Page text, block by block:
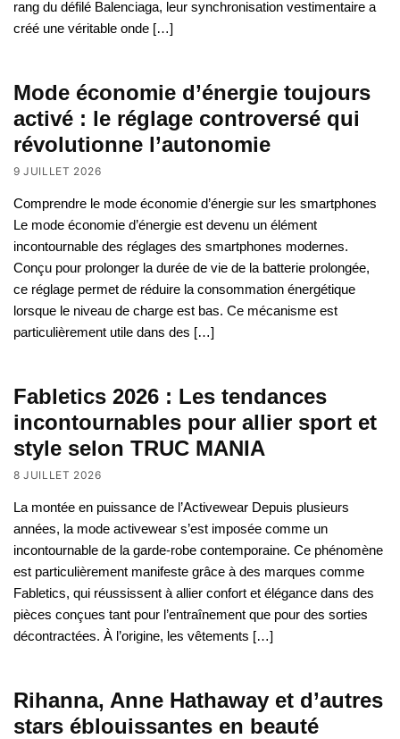
rang du défilé Balenciaga, leur synchronisation vestimentaire a
créé une véritable onde […]
Mode économie d’énergie toujours
activé : le réglage controversé qui
révolutionne l’autonomie
9 JUILLET 2026
Comprendre le mode économie d’énergie sur les smartphones
Le mode économie d’énergie est devenu un élément
incontournable des réglages des smartphones modernes.
Conçu pour prolonger la durée de vie de la batterie prolongée,
ce réglage permet de réduire la consommation énergétique
lorsque le niveau de charge est bas. Ce mécanisme est
particulièrement utile dans des […]
Fabletics 2026 : Les tendances
incontournables pour allier sport et
style selon TRUC MANIA
8 JUILLET 2026
La montée en puissance de l’Activewear Depuis plusieurs
années, la mode activewear s’est imposée comme un
incontournable de la garde-robe contemporaine. Ce phénomène
est particulièrement manifeste grâce à des marques comme
Fabletics, qui réussissent à allier confort et élégance dans des
pièces conçues tant pour l’entraînement que pour des sorties
décontractées. À l’origine, les vêtements […]
Rihanna, Anne Hathaway et d’autres
stars éblouissantes en beauté